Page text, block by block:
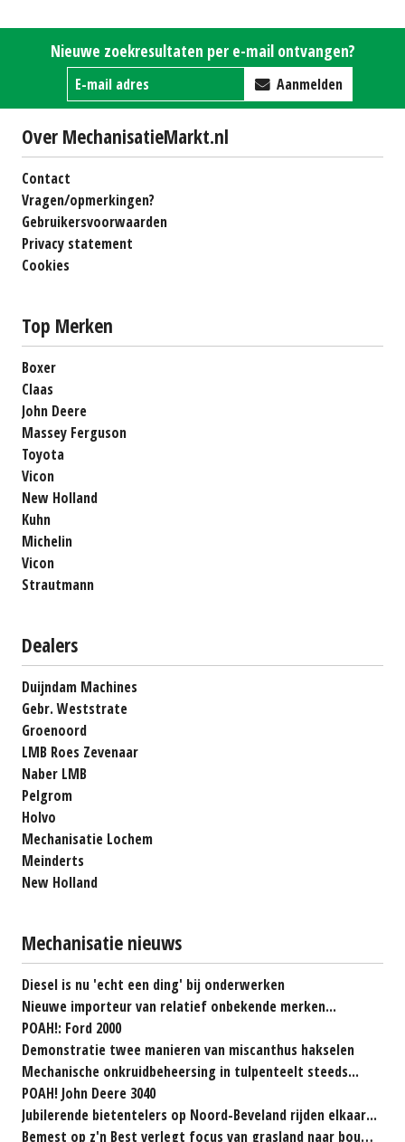
Nieuwe zoekresultaten per e-mail ontvangen?
Aanmelden
Over MechanisatieMarkt.nl
Contact
Vragen/opmerkingen?
Gebruikersvoorwaarden
Privacy statement
Cookies
Top Merken
Boxer
Claas
John Deere
Massey Ferguson
Toyota
Vicon
New Holland
Kuhn
Michelin
Vicon
Strautmann
Dealers
Duijndam Machines
Gebr. Weststrate
Groenoord
LMB Roes Zevenaar
Naber LMB
Pelgrom
Holvo
Mechanisatie Lochem
Meinderts
New Holland
Mechanisatie nieuws
Diesel is nu 'echt een ding' bij onderwerken
Nieuwe importeur van relatief onbekende merken...
POAH!: Ford 2000
Demonstratie twee manieren van miscanthus hakselen
Mechanische onkruidbeheersing in tulpenteelt steeds...
POAH! John Deere 3040
Jubilerende bietentelers op Noord-Beveland rijden elkaar...
Bemest op z'n Best verlegt focus van grasland naar bouwland